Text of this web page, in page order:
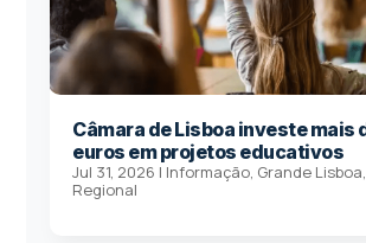
Câmara de Lisboa investe mais
euros em projetos educativos
Jul 31, 2026 | Informação, Grande Lisboa,
Regional